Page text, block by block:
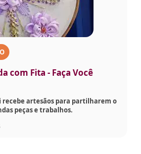
com Fita - Faça Você
recebe artesãos para partilharem o
peças e trabalhos.